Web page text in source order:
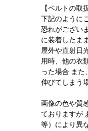
【ベルトの取
下記のように
恐れがござい
に装着したま
屋外や直射日
用時、他の衣
った場合 また
伸びてしまう
画像の色や質
ておりますが
等）により異